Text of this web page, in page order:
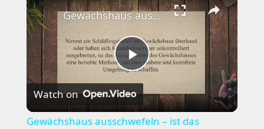
P
l
Gewächshaus ausschwefeln – ist das erlaubt?
Watch on
Gewächshaus ausschwefeln – ist das